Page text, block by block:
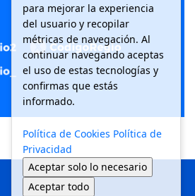
para mejorar la experiencia
del usuario y recopilar
métricas de navegación. Al
continuar navegando aceptas
el uso de estas tecnologías y
confirmas que estás
informado.
Política de Cookies Política de
Privacidad
Aceptar solo lo necesario
Aceptar todo